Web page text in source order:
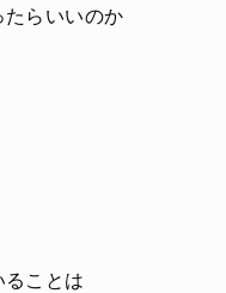
たらいいのか
ことは